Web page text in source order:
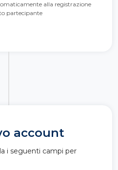
alla registrazione
partecipante
account
i seguenti campi per